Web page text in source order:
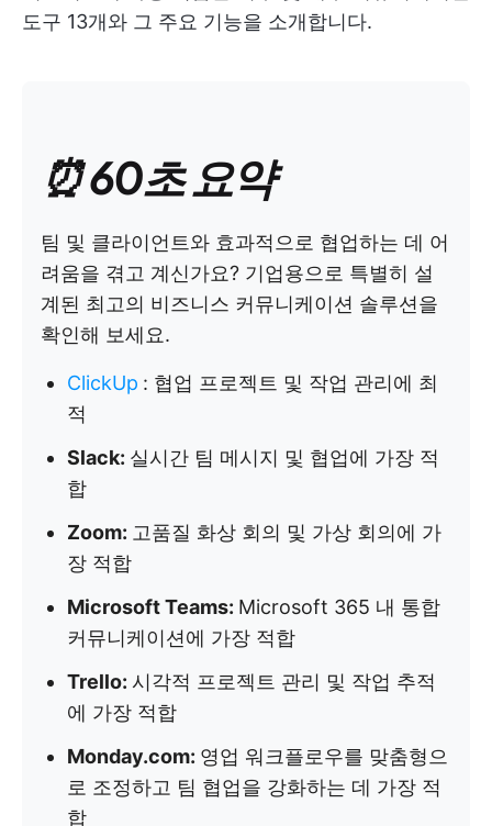
도구 13개와 그 주요 기능을 소개합니다.
⏰ 60초 요약
팀 및 클라이언트와 효과적으로 협업하는 데 어
려움을 겪고 계신가요? 기업용으로 특별히 설
계된 최고의 비즈니스 커뮤니케이션 솔루션을
확인해 보세요.
ClickUp : 협업 프로젝트 및 작업 관리에 최
적
Slack: 실시간 팀 메시지 및 협업에 가장 적
합
Zoom: 고품질 화상 회의 및 가상 회의에 가
장 적합
Microsoft Teams: Microsoft 365 내 통합
커뮤니케이션에 가장 적합
Trello: 시각적 프로젝트 관리 및 작업 추적
에 가장 적합
Monday.com: 영업 워크플로우를 맞춤형으
로 조정하고 팀 협업을 강화하는 데 가장 적
합